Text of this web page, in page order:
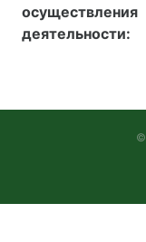
осуществления
деятельности:
©